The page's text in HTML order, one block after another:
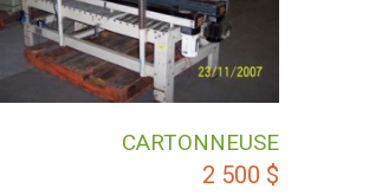
CARTONNEUSE
2 500 $